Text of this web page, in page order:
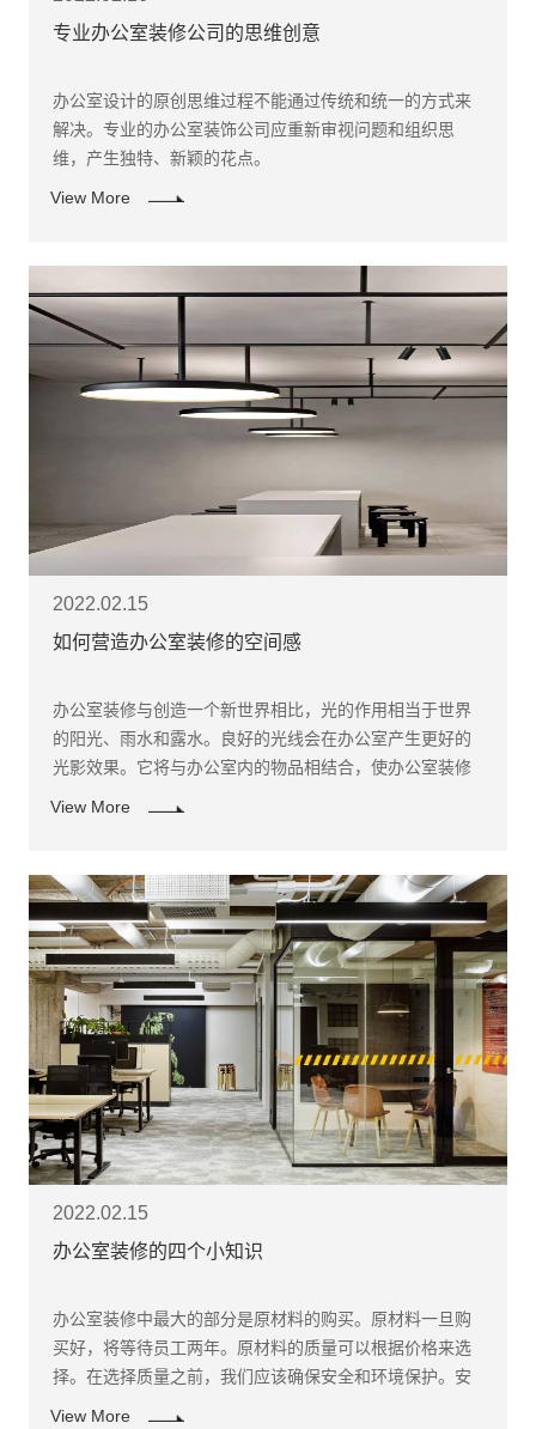
专业办公室装修公司的思维创意
办公室设计的原创思维过程不能通过传统和统一的方式来
解决。专业的办公室装饰公司应重新审视问题和组织思
维，产生独特、新颖的花点。
View More
2022.02.15
如何营造办公室装修的空间感
办公室装修与创造一个新世界相比，光的作用相当于世界
的阳光、雨水和露水。良好的光线会在办公室产生更好的
光影效果。它将与办公室内的物品相结合，使办公室装修
产生意想不到的效果。
View More
2022.02.15
办公室装修的四个小知识
办公室装修中最大的部分是原材料的购买。原材料一旦购
买好，将等待员工两年。原材料的质量可以根据价格来选
择。在选择质量之前，我们应该确保安全和环境保护。安
全是指不易燃。当办公室发生火灾事故时，不易燃、火灾
View More